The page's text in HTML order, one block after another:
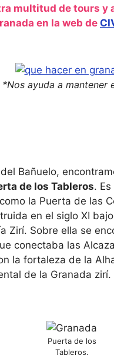
multitud de tours y
en la web de
*Nos ayuda a mantener
Bañuelo,
de los Tableros.
la Puerta de las
en el siglo XI
Zirí. Sobre ella se
conectaba las
la fortaleza de la
de la Granada zirí.
Puerta de los
Tableros.